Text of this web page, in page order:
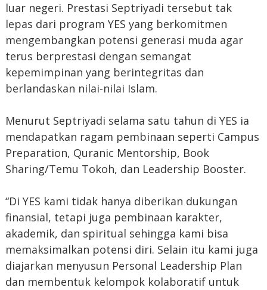
luar negeri. Prestasi Septriyadi tersebut tak
lepas dari program YES yang berkomitmen
mengembangkan potensi generasi muda agar
terus berprestasi dengan semangat
kepemimpinan yang berintegritas dan
berlandaskan nilai-nilai Islam.
Menurut Septriyadi selama satu tahun di YES ia
mendapatkan ragam pembinaan seperti Campus
Preparation, Quranic Mentorship, Book
Sharing/Temu Tokoh, dan Leadership Booster.
“Di YES kami tidak hanya diberikan dukungan
finansial, tetapi juga pembinaan karakter,
akademik, dan spiritual sehingga kami bisa
memaksimalkan potensi diri. Selain itu kami juga
diajarkan menyusun Personal Leadership Plan
dan membentuk kelompok kolaboratif untuk